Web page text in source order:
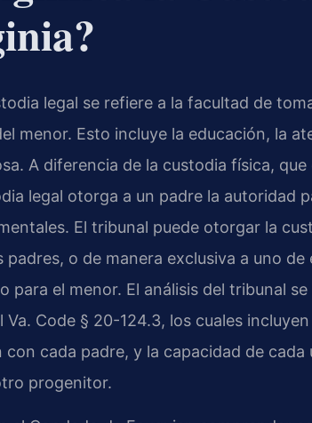
legal se refiere a la facultad de
menor. Esto incluye la educación, la
A diferencia de la custodia física,
legal otorga a un padre la autoridad
El tribunal puede otorgar la
padres, o de manera exclusiva a uno de
para el menor. El análisis del tribunal
Va. Code § 20-124.3, los cuales
con cada padre, y la capacidad de
progenitor.